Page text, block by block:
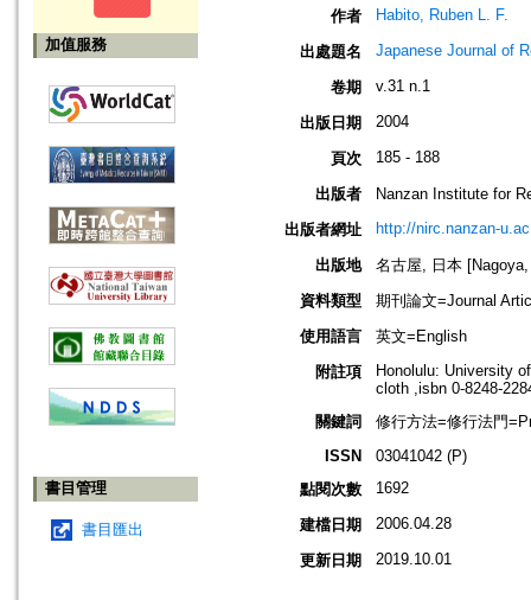
加值服務
書目管理
書目匯出
作者 Habito, Ruben L. F.
出處題名 Japanese Journal of
卷期 v.31 n.1
出版日期 2004
頁次 185 - 188
出版者
Nanzan Institute for
出版者網址
http://nirc.nanzan-
出版地
名古屋, 日本
資料類型
期刊論文=Journal
使用語言
英文=English
附註項
Honolulu: University
cloth ,isbn 0-8248-
關鍵詞
修行方法=修行法門
ISSN
03041042 (P)
點閱次數
1692
建檔日期 2006.04.28
更新日期 2019.10.01